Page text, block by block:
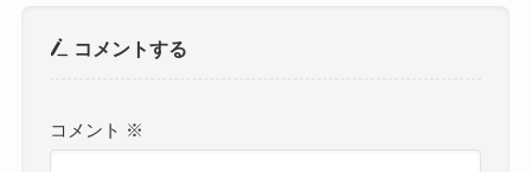
コメントする
コメント ※